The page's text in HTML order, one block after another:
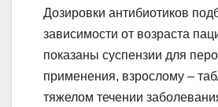
Дозировки антибиотиков
зависимости от возраста
показаны суспензии для
применения, взрослому –
тяжелом течении